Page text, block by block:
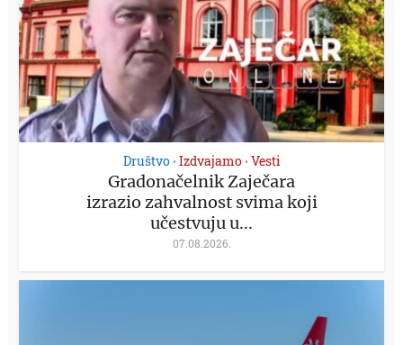
Društvo • Izdvajamo • Vesti
Gradonačelnik Zaječara
izrazio zahvalnost svima koji
učestvuju u...
07.08.2026.